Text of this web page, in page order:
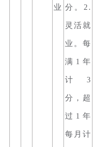
业 分。2.
灵活就
业。每
满1年
计3
分，超
过1年
每月计